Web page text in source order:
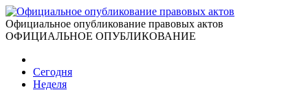
Официальное опубликование правовых актов
ОФИЦИАЛЬНОЕ ОПУБЛИКОВАНИЕ
Сегодня
Неделя